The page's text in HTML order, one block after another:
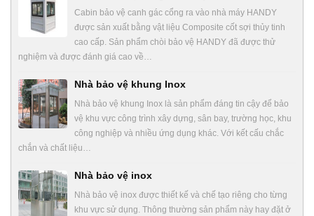
Cabin bảo vệ canh gác cổng ra vào nhà máy HANDY
được sản xuất bằng vật liệu Composite cốt sợi thủy tinh
cao cấp. Sản phẩm chòi bảo vệ HANDY đã được thử
nghiệm và được đánh giá cao về…
Nhà bảo vệ khung Inox
Nhà bảo vệ khung Inox là sản phẩm đáng tin cậy để bảo
vệ khu vực công trình xây dựng, sân bay, trường học, khu
công nghiệp và nhiều ứng dụng khác. Với kết cấu chắc
chắn và chất liệu…
Nhà bảo vệ inox
Nhà bảo vệ inox được thiết kế và chế tạo riêng cho từng
khu vực sử dụng. Thông thường sản phẩm này hay đặt ở